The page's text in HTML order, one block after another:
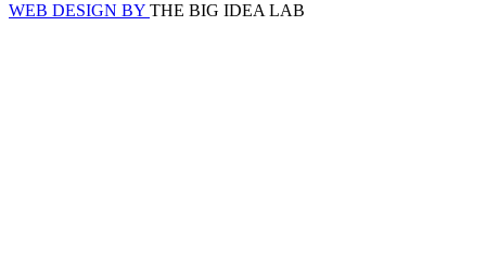
WEB DESIGN BY THE BIG IDEA LAB